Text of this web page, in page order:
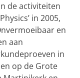
de activiteiten
in 2005,
en
aan
in
op de Grote